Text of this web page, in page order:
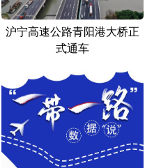
沪宁高速公路青阳港大桥正
式通车